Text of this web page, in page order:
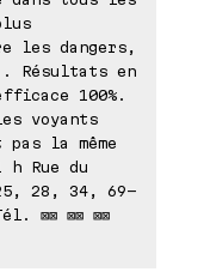
les dangers,
Résultats en
100%.
voyants
la même
Rue du
25, 28, 34, 69-
⊠⊠ ⊠⊠ ⊠⊠